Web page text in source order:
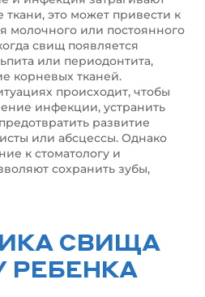
ткани, это может привести к
молочного или постоянного
свищ появляется
или периодонтита,
корневых тканей.
происходит, чтобы
инфекции, устранить
развитие
или абсцессы. Однако
к стоматологу и
сохранить зубы,
СВИЩА
РЕБЕНКА